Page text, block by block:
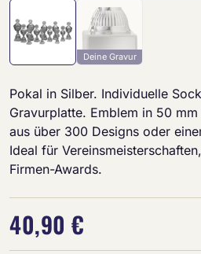
Deine Gravur
Pokal in Silber. Individuelle
Gravurplatte. Emblem in 50
aus über 300 Designs oder
Ideal für
Firmen-Awards.
40,90 €